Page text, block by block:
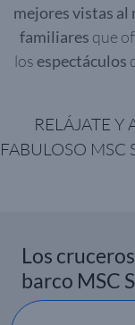
mejores vistas al
familiares que
los espectáculos
RELÁJATE Y
FABULOSO MSC
Los cruceros
barco MSC